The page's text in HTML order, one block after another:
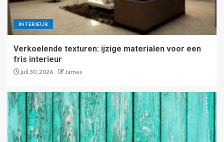
INTERIEUR
Verkoelende texturen: ijzige materialen voor een
fris interieur
juli 30, 2026 James